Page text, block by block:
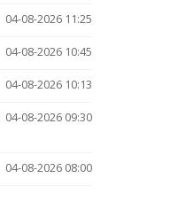
04-08-2026 11:25
04-08-2026 10:45
04-08-2026 10:13
04-08-2026 09:30
04-08-2026 08:00